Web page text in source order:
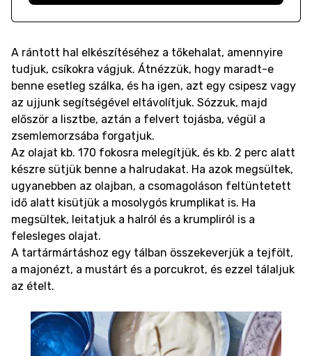
A rántott hal elkészítéséhez a tőkehalat, amennyire
tudjuk, csíkokra vágjuk. Átnézzük, hogy maradt-e
benne esetleg szálka, és ha igen, azt egy csipesz vagy
az ujjunk segítségével eltávolítjuk. Sózzuk, majd
először a lisztbe, aztán a felvert tojásba, végül a
zsemlemorzsába forgatjuk.
Az olajat kb. 170 fokosra melegítjük, és kb. 2 perc alatt
készre sütjük benne a halrudakat. Ha azok megsültek,
ugyanebben az olajban, a csomagoláson feltüntetett
idő alatt kisütjük a mosolygós krumplikat is. Ha
megsültek, leitatjuk a halról és a krumpliról is a
felesleges olajat.
A tartármártáshoz egy tálban összekeverjük a tejfölt,
a majonézt, a mustárt és a porcukrot, és ezzel tálaljuk
az ételt.